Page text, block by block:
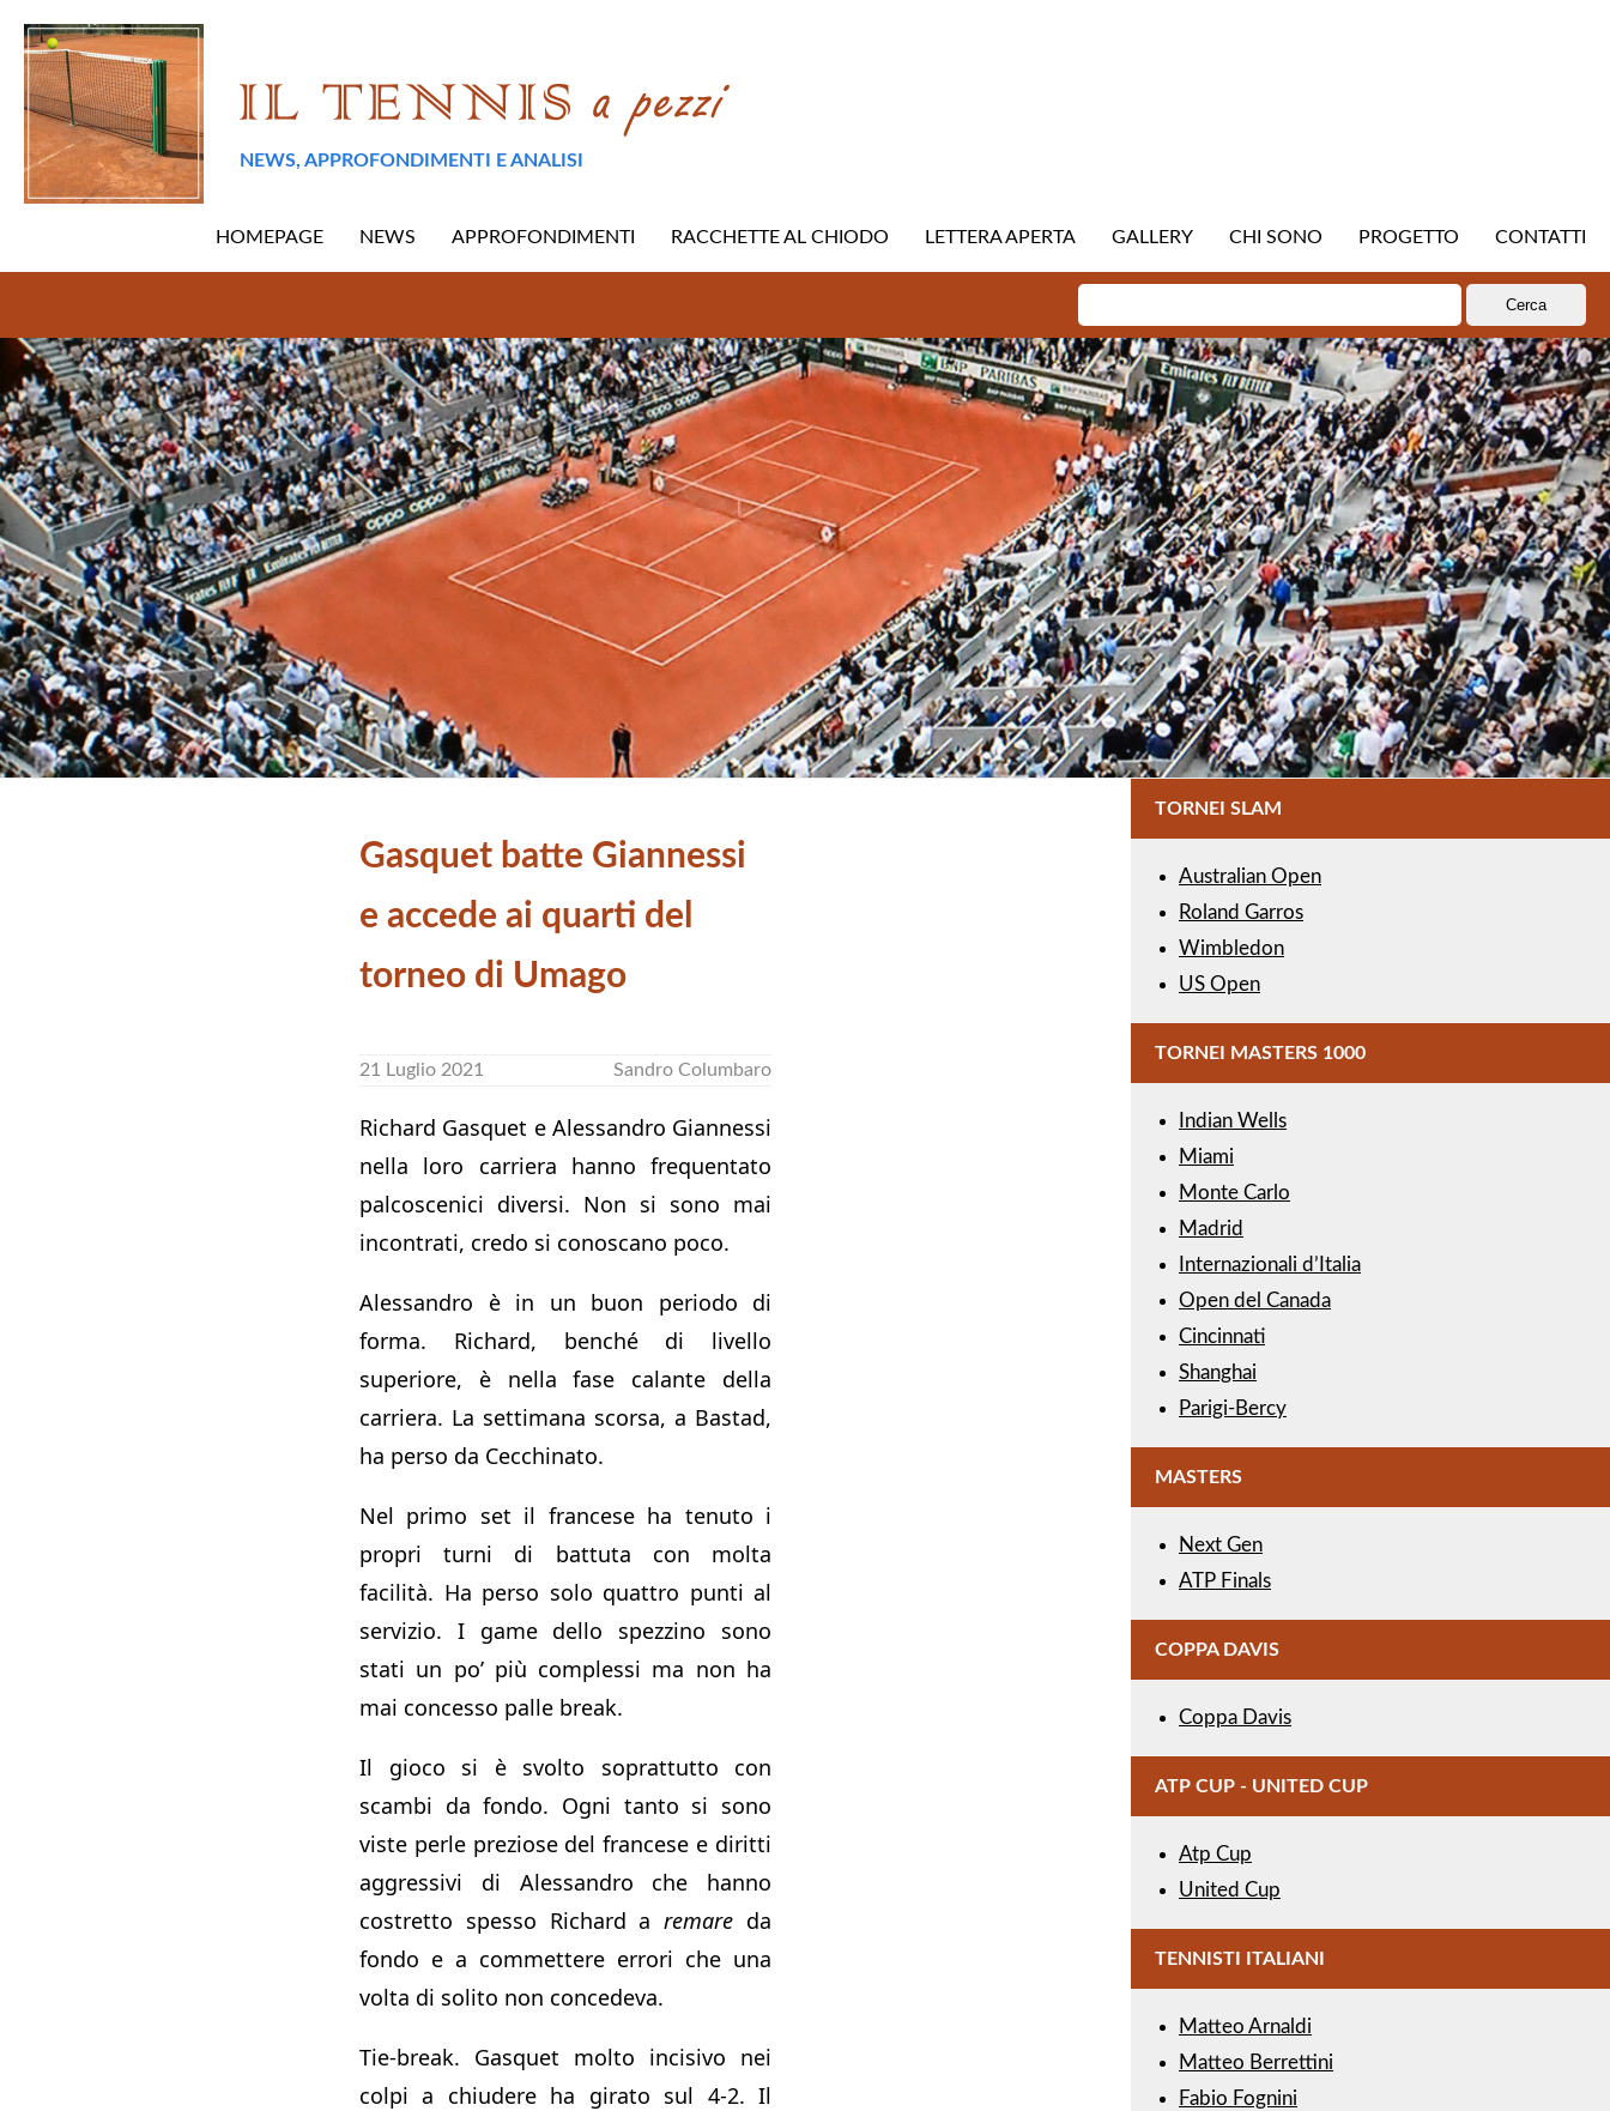
NEWS, APPROFONDIMENTI E ANALISI
HOMEPAGE NEWS APPROFONDIMENTI RACCHETTE AL CHIODO LETTERA APERTA GALLERY CHI SONO PROGETTO CONTATTI
per:
Gasquet batte Giannessi
e accede ai quarti del
torneo di Umago
21 Luglio 2021 Sandro Columbaro
Richard Gasquet e Alessandro Giannessi
nella loro carriera hanno frequentato
palcoscenici diversi. Non si sono mai
incontrati, credo si conoscano poco.
Alessandro è in un buon periodo di
forma. Richard, benché di livello
superiore, è nella fase calante della
carriera. La settimana scorsa, a Bastad,
ha perso da Cecchinato.
Nel primo set il francese ha tenuto i
propri turni di battuta con molta
facilità. Ha perso solo quattro punti al
servizio. I game dello spezzino sono
stati un po’ più complessi ma non ha
mai concesso palle break.
Il gioco si è svolto soprattutto con
scambi da fondo. Ogni tanto si sono
viste perle preziose del francese e diritti
aggressivi di Alessandro che hanno
costretto spesso Richard aremare da
fondo e a commettere errori che una
volta di solito non concedeva.
Tie-break. Gasquet molto incisivo nei
colpi a chiudere ha girato sul 4-2. Il
TORNEI SLAM
Australian Open
Roland Garros
Wimbledon
US Open
TORNEI MASTERS 1000
Indian Wells
Miami
Monte Carlo
Madrid
Internazionali d’Italia
Open del Canada
Cincinnati
Shanghai
Parigi-Bercy
MASTERS
Next Gen
ATP Finals
COPPA DAVIS
Coppa Davis
ATP CUP - UNITED CUP
Atp Cup
United Cup
TENNISTI ITALIANI
Matteo Arnaldi
Matteo Berrettini
Fabio Fognini